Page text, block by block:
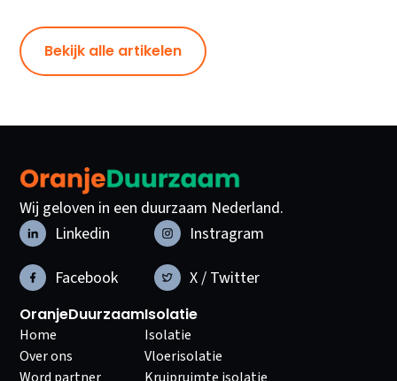
Bekijk alle artikelen
Wij geloven in een duurzaam Nederland.
Linkedin
Instragram
Facebook
X / Twitter
OranjeDuurzaam
Home
Over ons
Isolatie
Isolatie
Vloerisolatie